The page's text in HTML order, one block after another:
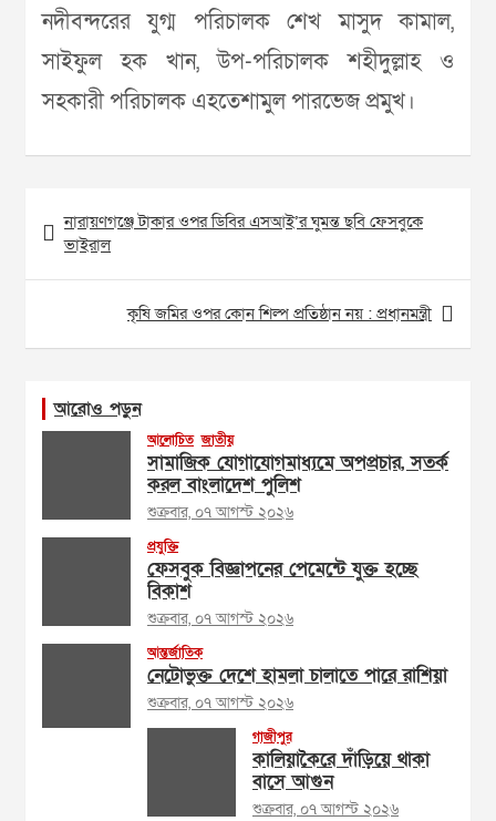
নদীবন্দরের যুগ্ম পরিচালক শেখ মাসুদ কামাল,
সাইফুল হক খান, উপ-পরিচালক শহীদুল্লাহ ও
সহকারী পরিচালক এহতেশামুল পারভেজ প্রমুখ।
navigation
নারায়ণগঞ্জে টাকার ওপর ডিবির এসআই’র ঘুমন্ত ছবি ফেসবুকে
ভাইরাল
কৃষি জমির ওপর কোন শিল্প প্রতিষ্ঠান নয় : প্রধানমন্ত্রী
আরোও পড়ুন
আলোচিত জাতীয়
সামাজিক যোগাযোগমাধ্যমে অপপ্রচার, সতর্ক
করল বাংলাদেশ পুলিশ
শুক্রবার, ০৭ আগস্ট ২০২৬
প্রযুক্তি
ফেসবুক বিজ্ঞাপনের পেমেন্টে যুক্ত হচ্ছে
বিকাশ
শুক্রবার, ০৭ আগস্ট ২০২৬
আন্তর্জাতিক
নেটোভুক্ত দেশে হামলা চালাতে পারে রাশিয়া
শুক্রবার, ০৭ আগস্ট ২০২৬
গাজীপুর
কালিয়াকৈরে দাঁড়িয়ে থাকা
বাসে আগুন
শুক্রবার, ০৭ আগস্ট ২০২৬